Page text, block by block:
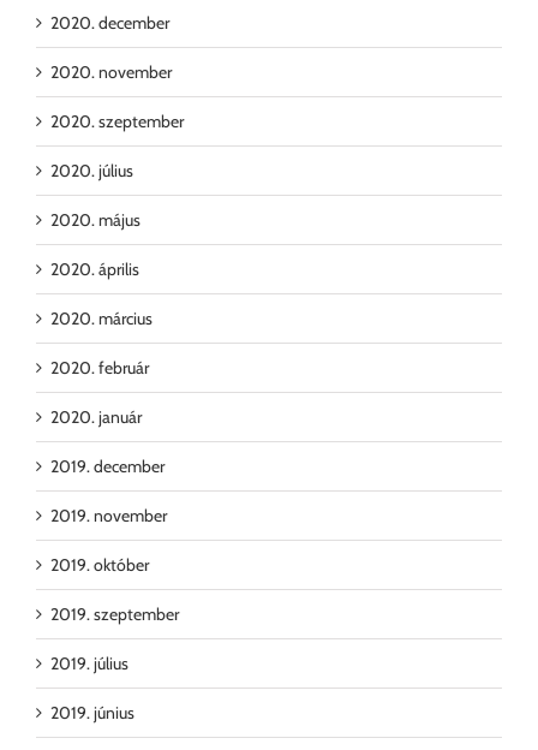
2020. december
2020. november
2020. szeptember
2020. július
2020. május
2020. április
2020. március
2020. február
2020. január
2019. december
2019. november
2019. október
2019. szeptember
2019. július
2019. június